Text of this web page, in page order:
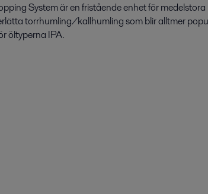
System är en fristående enhet för
torrhumling/kallhumling som blir alltmer
öltyperna IPA.